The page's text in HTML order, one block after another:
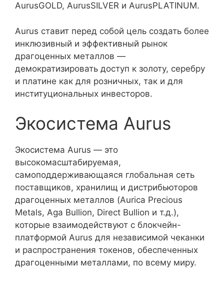
AurusGOLD, AurusSILVER и AurusPLATINUM.
Aurus ставит перед собой цель создать более
инклюзивный и эффективный рынок
драгоценных металлов —
демократизировать доступ к золоту, серебру
и платине как для розничных, так и для
институциональных инвесторов.
Экосистема Aurus
Экосистема Aurus — это
высокомасштабируемая,
самоподдерживающаяся глобальная сеть
поставщиков, хранилищ и дистрибьюторов
драгоценных металлов (Aurica Precious
Metals, Aga Bullion, Direct Bullion и т.д.),
которые взаимодействуют с блокчейн-
платформой Aurus для независимой чеканки
и распространения токенов, обеспеченных
драгоценными металлами, по всему миру.